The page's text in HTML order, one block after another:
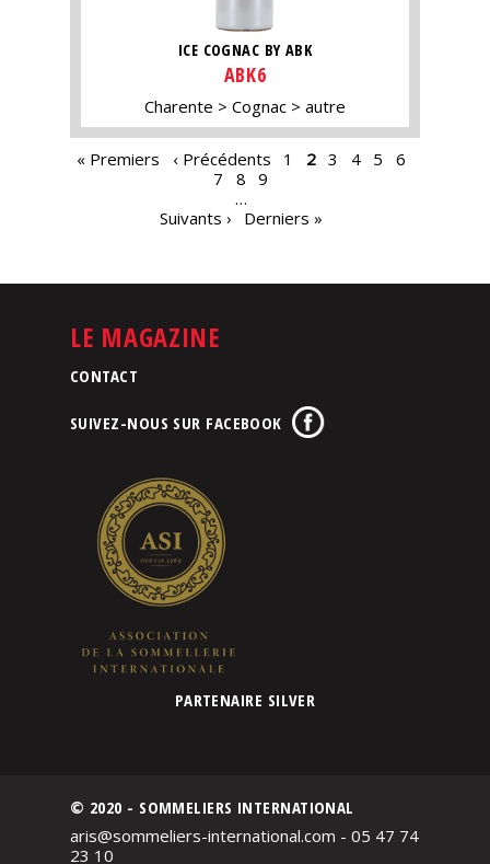
ICE COGNAC BY ABK
ABK6
Charente Cognac autre
PAGES
« Premiers ‹ Précédents 1 2 3 4 5
6
7
8
9
…
Suivants ›
Derniers »
LE MAGAZINE
CONTACT
SUIVEZ-NOUS SUR FACEBOOK
PARTENAIRE SILVER
© 2020 - SOMMELIERS INTERNATIONAL
aris@sommeliers-international.com - 05 47 74
23 10